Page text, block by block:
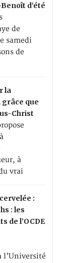
d’été
de
samedi
de
la
grâce que
Christ
à
vrai
:
: les
de l’OCDE
l’Université